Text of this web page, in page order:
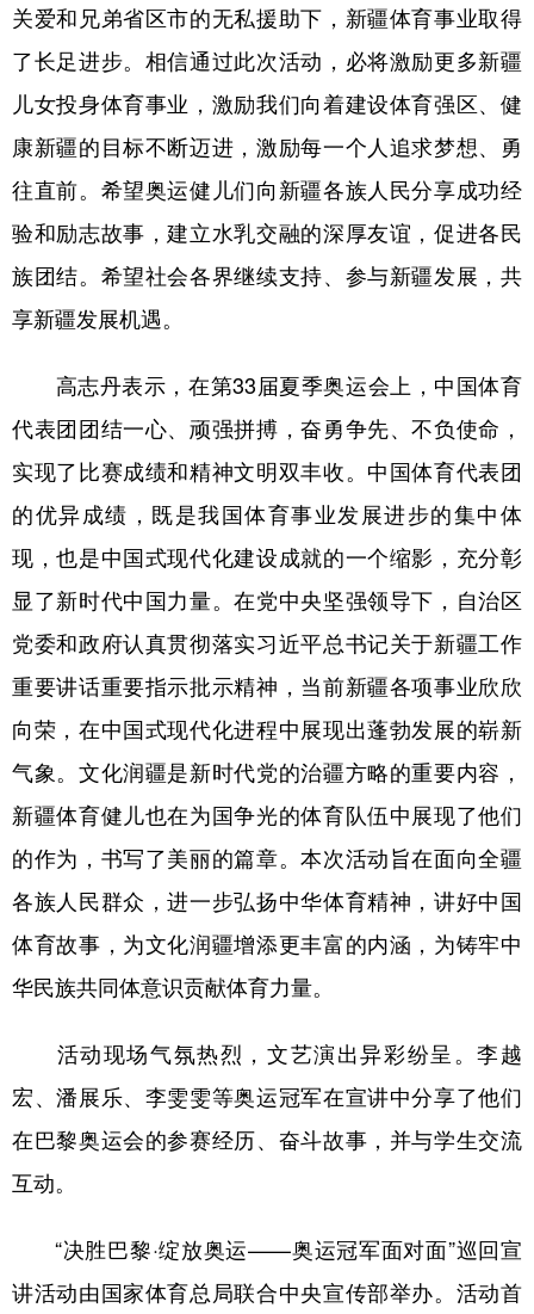
新疆 内蒙古 黑龙江
多语种频道
English Español Français عربى
Русский язык 日本語 한국어
Deutsch Português
关爱和兄弟省区市的无私援助下，新疆体育事业取得
了长足进步。相信通过此次活动，必将激励更多新疆
儿女投身体育事业，激励我们向着建设体育强区、健
康新疆的目标不断迈进，激励每一个人追求梦想、勇
往直前。希望奥运健儿们向新疆各族人民分享成功经
验和励志故事，建立水乳交融的深厚友谊，促进各民
族团结。希望社会各界继续支持、参与新疆发展，共
享新疆发展机遇。
高志丹表示，在第33届夏季奥运会上，中国体育
代表团团结一心、顽强拼搏，奋勇争先、不负使命，
实现了比赛成绩和精神文明双丰收。中国体育代表团
的优异成绩，既是我国体育事业发展进步的集中体
现，也是中国式现代化建设成就的一个缩影，充分彰
显了新时代中国力量。在党中央坚强领导下，自治区
党委和政府认真贯彻落实习近平总书记关于新疆工作
重要讲话重要指示批示精神，当前新疆各项事业欣欣
向荣，在中国式现代化进程中展现出蓬勃发展的崭新
气象。文化润疆是新时代党的治疆方略的重要内容，
新疆体育健儿也在为国争光的体育队伍中展现了他们
的作为，书写了美丽的篇章。本次活动旨在面向全疆
各族人民群众，进一步弘扬中华体育精神，讲好中国
体育故事，为文化润疆增添更丰富的内涵，为铸牢中
华民族共同体意识贡献体育力量。
活动现场气氛热烈，文艺演出异彩纷呈。李越
宏、潘展乐、李雯雯等奥运冠军在宣讲中分享了他们
在巴黎奥运会的参赛经历、奋斗故事，并与学生交流
互动。
“决胜巴黎·绽放奥运——奥运冠军面对面”巡回宣
讲活动由国家体育总局联合中央宣传部举办。活动首